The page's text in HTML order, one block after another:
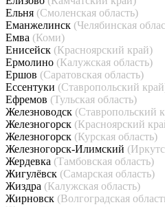
Ельня (Смоленская область)
Еманжелинск (Челябинская
Емва (Коми)
Енисейск (Красноярский край)
Ермолино (Калужская область)
Ершов (Саратовская область)
Ессентуки (Ставропольский
Ефремов (Тульская область)
Железноводск (Ставропольский
Железногорск (Красноярский
Железногорск (Курская область)
Железногорск-Илимский
Жердевка (Тамбовская область)
Жигулёвск (Самарская область)
Жиздра (Калужская область)
Жирновск (Волгоградская